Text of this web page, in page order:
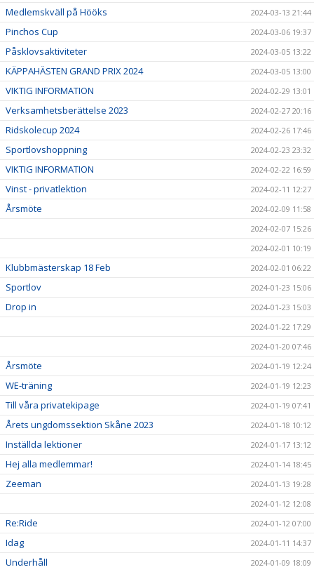
Medlemskväll på Hööks 2024-03-13 21:44
Pinchos Cup 2024-03-06 19:37
Påsklovsaktiviteter 2024-03-05 13:22
KÄPPAHÄSTEN GRAND PRIX 2024 2024-03-05 13:00
VIKTIG INFORMATION 2024-02-29 13:01
Verksamhetsberättelse 2023 2024-02-27 20:16
Ridskolecup 2024 2024-02-26 17:46
Sportlovshoppning 2024-02-23 23:32
VIKTIG INFORMATION 2024-02-22 16:59
Vinst - privatlektion 2024-02-11 12:27
Årsmöte
2024-02-09 11:58
2024-02-07 15:26
2024-02-01 10:19
Klubbmästerskap 18 Feb 2024-02-01 06:22
Sportlov 2024-01-23 15:06
Drop in
2024-01-23 15:03
2024-01-22 17:29
2024-01-20 07:46
Årsmöte 2024-01-19 12:24
WE-träning 2024-01-19 12:23
Till våra privatekipage 2024-01-19 07:41
Årets ungdomssektion Skåne 2023 2024-01-18 10:12
Inställda lektioner 2024-01-17 13:12
Hej alla medlemmar! 2024-01-14 18:45
Zeeman
2024-01-13 19:28
2024-01-12 12:08
Re:Ride 2024-01-12 07:00
Idag 2024-01-11 14:37
Underhåll 2024-01-09 18:09